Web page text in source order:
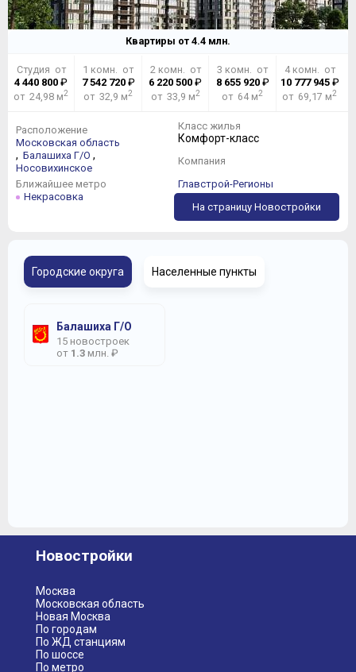
Квартиры от 4.4 млн.
Студия от
4 440 800 ₽
от 24,98 м2
1 комн. от
7 542 720₽
от 32,9 м2
2 комн. от
6 220 500 ₽
от 33,9 м2
3 комн. от
8 655 920₽
от 64 м2
4 комн. от
10 777 945₽
от 69,17 м2
Расположение
Московская область
, Балашиха Г/О ,
Носовихинское
Ближайшее метро
Некрасовка
Класс жилья
Комфорт-класс
Компания
Главстрой-Регионы
На страницу Новостройки
Городские округа Населенные пункты
Балашиха Г/О
15 новостроек
от 1.3 млн. ₽
Новостройки
Москва
Московская область
Новая Москва
По городам
По ЖД станциям
По шоссе
По метро